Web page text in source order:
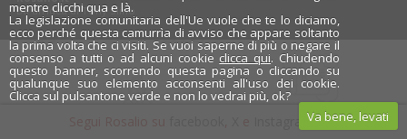
Da un'idea diTony Siino
x
Instagram
mentre clicchi qua e là.
La legislazione comunitaria dell'Ue vuole che te lo diciamo,
ecco perché questa camurrìa di avviso che appare soltanto
la prima volta che ci visiti. Se vuoi saperne di più o negare il
consenso a tutti o ad alcuni cookie clicca qui. Chiudendo
questo banner, scorrendo questa pagina o cliccando su
qualunque suo elemento acconsenti all'uso dei cookie.
Clicca sul pulsantone verde e non lo vedrai più, ok?
Va bene, levati